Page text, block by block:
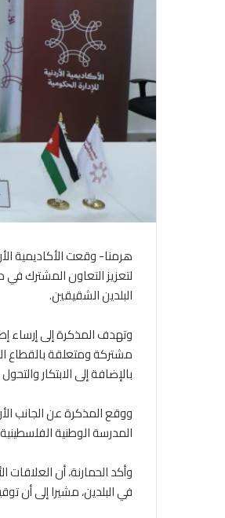
هرمنا- وقعت الأكاديمية
لتعزيز التعاون المشترك في
البلدين الشقيقين.
وتهدف المذكرة إلى إرساء
مشتركة ومتعلقة بالقطاع
بالإضافة إلى الابتكار
ووقع المذكرة عن الجانب
المدرسة الوطنية
وأكد الحمارنة، أن
في البلدين، مشيرا إلى أن